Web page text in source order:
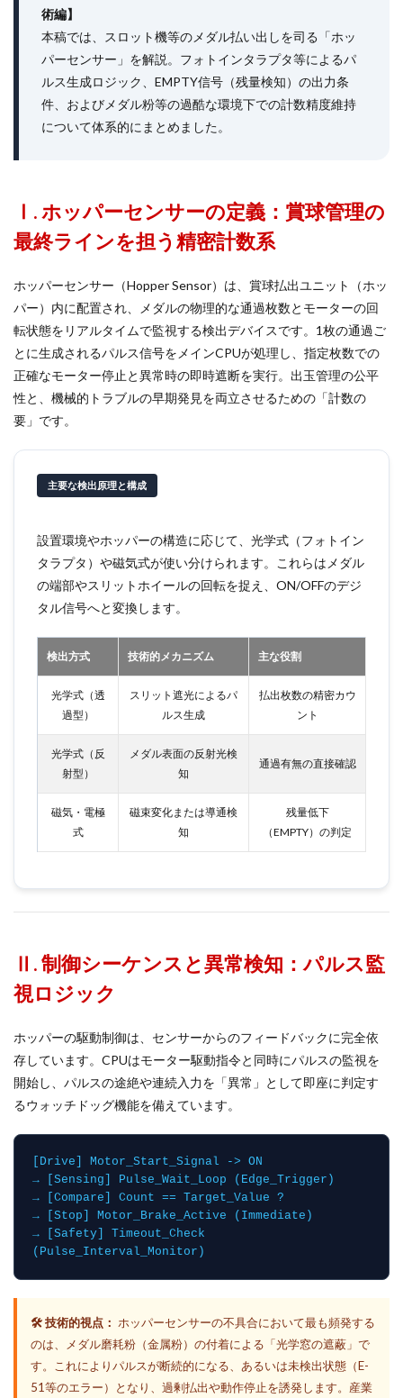
術編】
本稿では、スロット機等のメダル払い出しを司る「ホッ
パーセンサー」を解説。フォトインタラプタ等によるパ
ルス生成ロジック、EMPTY信号（残量検知）の出力条
件、およびメダル粉等の過酷な環境下での計数精度維持
について体系的にまとめました。
Ⅰ. ホッパーセンサーの定義：賞球管理の
最終ラインを担う精密計数系
ホッパーセンサー（Hopper Sensor）は、賞球払出ユニット（ホッ
パー）内に配置され、メダルの物理的な通過枚数とモーターの回
転状態をリアルタイムで監視する検出デバイスです。1枚の通過ご
とに生成されるパルス信号をメインCPUが処理し、指定枚数での
正確なモーター停止と異常時の即時遮断を実行。出玉管理の公平
性と、機械的トラブルの早期発見を両立させるための「計数の
要」です。
主要な検出原理と構成
設置環境やホッパーの構造に応じて、光学式（フォトイン
タラプタ）や磁気式が使い分けられます。これらはメダル
の端部やスリットホイールの回転を捉え、ON/OFFのデジ
タル信号へと変換します。
検出方式 技術的メカニズム 主な役割
光学式（透
過型）
スリット遮光によるパ
ルス生成
払出枚数の精密カウ
ント
光学式（反
射型）
メダル表面の反射光検
知
通過有無の直接確認
磁気・電極
式
磁束変化または導通検
知
残量低下
（EMPTY）の判定
Ⅱ. 制御シーケンスと異常検知：パルス監
視ロジック
ホッパーの駆動制御は、センサーからのフィードバックに完全依
存しています。CPUはモーター駆動指令と同時にパルスの監視を
開始し、パルスの途絶や連続入力を「異常」として即座に判定す
るウォッチドッグ機能を備えています。
[Drive] Motor_Start_Signal -> ON
→ [Sensing] Pulse_Wait_Loop (Edge_Trigger)
→ [Compare] Count == Target_Value ?
→ [Stop] Motor_Brake_Active (Immediate)
→ [Safety] Timeout_Check
(Pulse_Interval_Monitor)
🛠️ 技術的視点： ホッパーセンサーの不具合において最も頻発する
のは、メダル磨耗粉（金属粉）の付着による「光学窓の遮蔽」で
す。これによりパルスが断続的になる、あるいは未検出状態（E-
51等のエラー）となり、過剰払出や動作停止を誘発します。産業